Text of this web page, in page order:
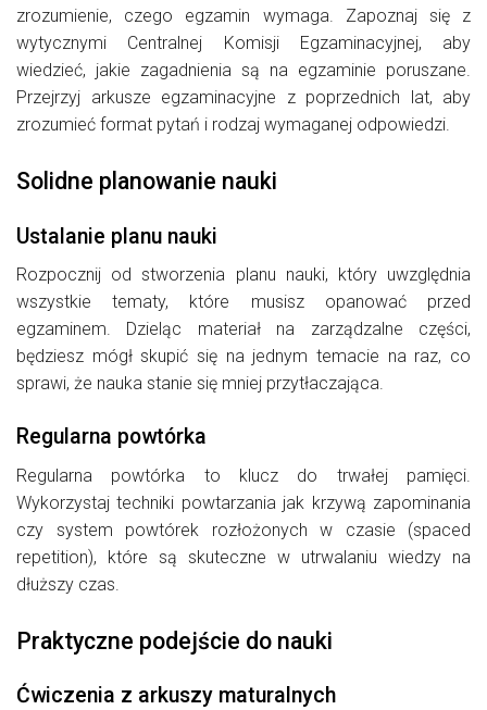
zrozumienie, czego egzamin wymaga. Zapoznaj się z
wytycznymi Centralnej Komisji Egzaminacyjnej, aby
wiedzieć, jakie zagadnienia są na egzaminie poruszane.
Przejrzyj arkusze egzaminacyjne z poprzednich lat, aby
zrozumieć format pytań i rodzaj wymaganej odpowiedzi.
Solidne planowanie nauki
Ustalanie planu nauki
Rozpocznij od stworzenia planu nauki, który uwzględnia
wszystkie tematy, które musisz opanować przed
egzaminem. Dzieląc materiał na zarządzalne części,
będziesz mógł skupić się na jednym temacie na raz, co
sprawi, że nauka stanie się mniej przytłaczająca.
Regularna powtórka
Regularna powtórka to klucz do trwałej pamięci.
Wykorzystaj techniki powtarzania jak krzywą zapominania
czy system powtórek rozłożonych w czasie (spaced
repetition), które są skuteczne w utrwalaniu wiedzy na
dłuższy czas.
Praktyczne podejście do nauki
Ćwiczenia z arkuszy maturalnych